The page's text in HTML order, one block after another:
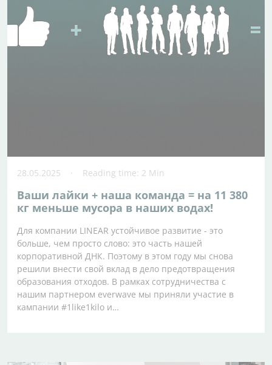
28.05.2025 Reading time: 2 Min
Ваши лайки + наша команда = на 11 380
кг меньше мусора в наших водах!
Для компании LINEAR устойчивое развитие - это
больше, чем просто слово: это часть нашей
корпоративной ДНК. Поэтому в этом году мы снова
решили внести свой вклад в дело предотвращения
образования отходов. В рамках сотрудничества с
нашим партнером everwave мы приняли участие в
кампании #1like1kilo и…